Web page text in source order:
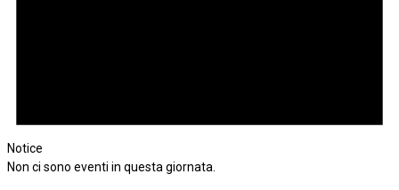
Notice
Non ci sono eventi in questa giornata.